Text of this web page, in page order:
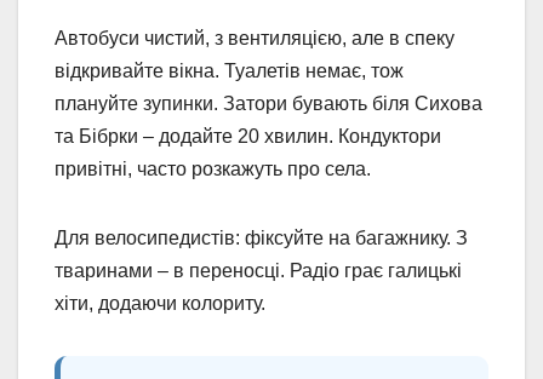
Автобуси чистий, з вентиляцією, але в спеку
відкривайте вікна. Туалетів немає, тож
плануйте зупинки. Затори бувають біля Сихова
та Бібрки – додайте 20 хвилин. Кондуктори
привітні, часто розкажуть про села.
Для велосипедистів: фіксуйте на багажнику. З
тваринами – в переносці. Радіо грає галицькі
хіти, додаючи колориту.